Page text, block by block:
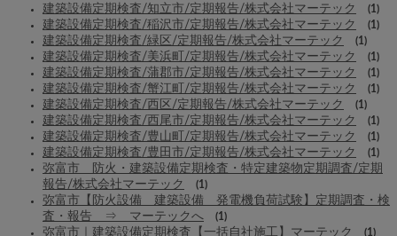
建築設備定期検査/知立市/定期報告/株式会社マーテック (1)
建築設備定期検査/稲沢市/定期報告/株式会社マーテック (1)
建築設備定期検査/緑区/定期報告/株式会社マーテック (1)
建築設備定期検査/美浜町/定期報告/株式会社マーテック (1)
建築設備定期検査/蒲郡市/定期報告/株式会社マーテック (1)
建築設備定期検査/蟹江町/定期報告/株式会社マーテック (1)
建築設備定期検査/西区/定期報告/株式会社マーテック (1)
建築設備定期検査/西尾市/定期報告/株式会社マーテック (1)
建築設備定期検査/豊山町/定期報告/株式会社マーテック (1)
建築設備定期検査/豊田市/定期報告/株式会社マーテック (1)
弥富市 防火・建築設備定期検査・特定建築物定期調査/定期
報告/株式会社マーテック
(1)
弥富市【防火設備 建築設備 発電機負荷試験】定期調査・検
査・報告 ⇒ マーテックへ
(1)
弥富市｜建築設備定期検査【一括自社施工】マーテック (1)